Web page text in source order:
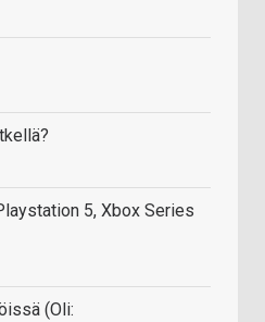
5, Xbox Series
(Oli: